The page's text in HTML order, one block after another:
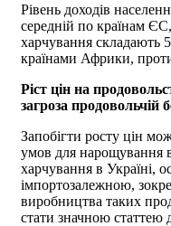
Рівень доходів
середній по країнам
харчування складають
країнами Африки,
Ріст цін на
загроза продовольчій
Запобігти росту цін
умов для нарощування
харчування в Україні,
імпортозалежною,
виробництва таких
стати значною статтею